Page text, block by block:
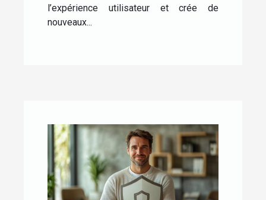
l’expérience utilisateur et crée de
nouveaux...